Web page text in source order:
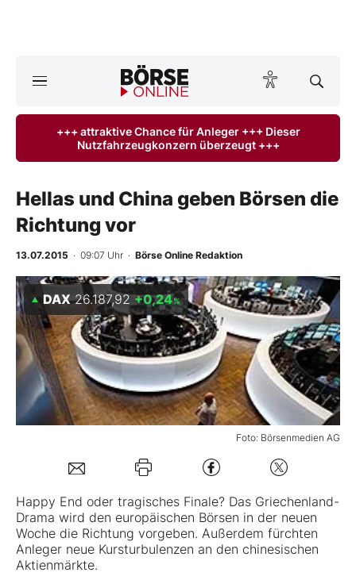
ktuelle Ausgabe BÖRSE ONLINE lesen
Finanz-Check
BO-Musterdepots
Experten
Mein B:O
Kontakt
+++ attraktive Chance für Anleger +++ Dieser
Nutzfahrzeugkonzern überzeugt +++
Hellas und China geben Börsen die
Richtung vor
13.07.2015 · 09:07 Uhr · Börse Online Redaktion
Foto: Börsenmedien AG
DAX 26.187,92 +0,24%
Happy End oder tragisches Finale? Das Griechenland-
Drama wird den europäischen Börsen in der neuen
Woche die Richtung vorgeben. Außerdem fürchten
Anleger neue Kursturbulenzen an den chinesischen
Aktienmärkte.